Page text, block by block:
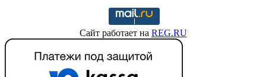
Сайт работает на REG.RU